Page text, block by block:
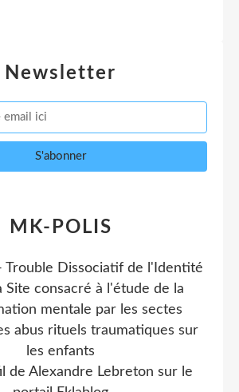
Newsletter
MK-POLIS
Trouble Dissociatif de l'Identité
Site consacré à l'étude de la
mentale par les sectes
abus rituels traumatiques sur
les enfants
de Alexandre Lebreton sur le